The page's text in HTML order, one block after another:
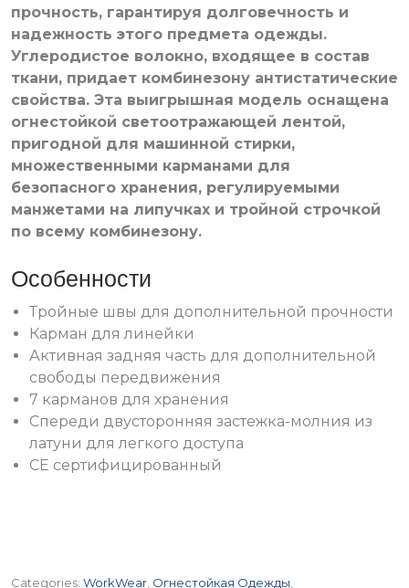
прочность, гарантируя долговечность и
надежность этого предмета одежды.
Углеродистое волокно, входящее в состав
ткани, придает комбинезону антистатические
свойства. Эта выигрышная модель оснащена
огнестойкой светоотражающей лентой,
пригодной для машинной стирки,
множественными карманами для
безопасного хранения, регулируемыми
манжетами на липучках и тройной строчкой
по всему комбинезону.
Особенности
Тройные швы для дополнительной прочности
Карман для линейки
Активная задняя часть для дополнительной
свободы передвижения
7 карманов для хранения
Спереди двусторонняя застежка-молния из
латуни для легкого доступа
CE сертифицированный
Categories: WorkWear Огнестойкая Одежды